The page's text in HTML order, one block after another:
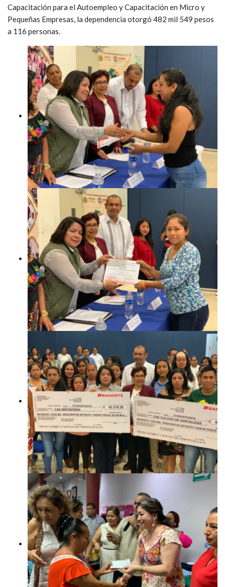
Capacitación para el Autoempleo y Capacitación en Micro y
Pequeñas Empresas, la dependencia otorgó 482 mil 549 pesos
a 116 personas.